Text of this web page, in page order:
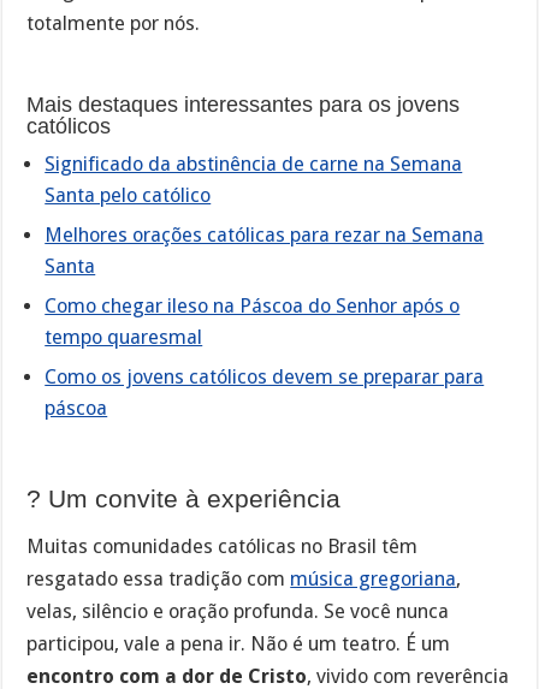
totalmente por nós.
Mais destaques interessantes para os jovens
católicos
Significado da abstinência de carne na Semana
Santa pelo católico
Melhores orações católicas para rezar na Semana
Santa
Como chegar ileso na Páscoa do Senhor após o
tempo quaresmal
Como os jovens católicos devem se preparar para
páscoa
?️ Um convite à experiência
Muitas comunidades católicas no Brasil têm
resgatado essa tradição com música gregoriana,
velas, silêncio e oração profunda. Se você nunca
participou, vale a pena ir. Não é um teatro. É um
encontro com a dor de Cristo, vivido com reverência